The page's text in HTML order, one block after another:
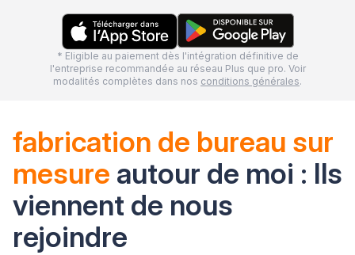
* Eligible au paiement dès l'intégration définitive de
l'entreprise recommandée au réseau Plus que pro. Voir
modalités complètes dans nos conditions générales.
fabrication de bureau sur
mesure autour de moi : Ils
viennent de nous
rejoindre